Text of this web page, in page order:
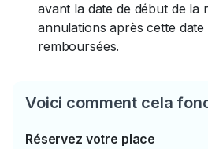
avant la date de début de la
annulations après cette
remboursées.
Voici comment cela
Réservez votre place